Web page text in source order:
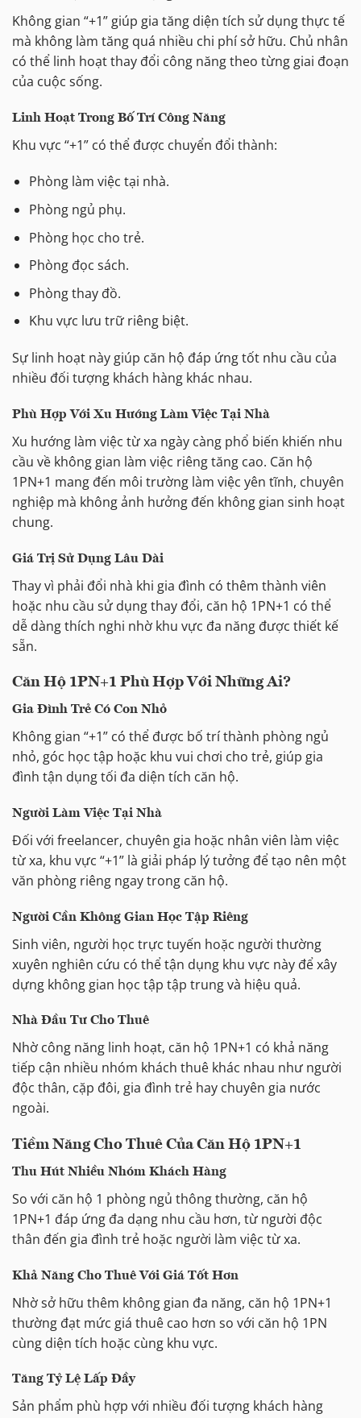
Không gian “+1” giúp gia tăng diện tích sử dụng thực tế
mà không làm tăng quá nhiều chi phí sở hữu. Chủ nhân
có thể linh hoạt thay đổi công năng theo từng giai đoạn
của cuộc sống.
Linh Hoạt Trong Bố Trí Công Năng
Khu vực “+1” có thể được chuyển đổi thành:
Phòng làm việc tại nhà.
Phòng ngủ phụ.
Phòng học cho trẻ.
Phòng đọc sách.
Phòng thay đồ.
Khu vực lưu trữ riêng biệt.
Sự linh hoạt này giúp căn hộ đáp ứng tốt nhu cầu của
nhiều đối tượng khách hàng khác nhau.
Phù Hợp Với Xu Hướng Làm Việc Tại Nhà
Xu hướng làm việc từ xa ngày càng phổ biến khiến nhu
cầu về không gian làm việc riêng tăng cao. Căn hộ
1PN+1 mang đến môi trường làm việc yên tĩnh, chuyên
nghiệp mà không ảnh hưởng đến không gian sinh hoạt
chung.
Giá Trị Sử Dụng Lâu Dài
Thay vì phải đổi nhà khi gia đình có thêm thành viên
hoặc nhu cầu sử dụng thay đổi, căn hộ 1PN+1 có thể
dễ dàng thích nghi nhờ khu vực đa năng được thiết kế
sẵn.
Căn Hộ 1PN+1 Phù Hợp Với Những Ai?
Gia Đình Trẻ Có Con Nhỏ
Không gian “+1” có thể được bố trí thành phòng ngủ
nhỏ, góc học tập hoặc khu vui chơi cho trẻ, giúp gia
đình tận dụng tối đa diện tích căn hộ.
Người Làm Việc Tại Nhà
Đối với freelancer, chuyên gia hoặc nhân viên làm việc
từ xa, khu vực “+1” là giải pháp lý tưởng để tạo nên một
văn phòng riêng ngay trong căn hộ.
Người Cần Không Gian Học Tập Riêng
Sinh viên, người học trực tuyến hoặc người thường
xuyên nghiên cứu có thể tận dụng khu vực này để xây
dựng không gian học tập tập trung và hiệu quả.
Nhà Đầu Tư Cho Thuê
Nhờ công năng linh hoạt, căn hộ 1PN+1 có khả năng
tiếp cận nhiều nhóm khách thuê khác nhau như người
độc thân, cặp đôi, gia đình trẻ hay chuyên gia nước
ngoài.
Tiềm Năng Cho Thuê Của Căn Hộ 1PN+1
Thu Hút Nhiều Nhóm Khách Hàng
So với căn hộ 1 phòng ngủ thông thường, căn hộ
1PN+1 đáp ứng đa dạng nhu cầu hơn, từ người độc
thân đến gia đình trẻ hoặc người làm việc từ xa.
Khả Năng Cho Thuê Với Giá Tốt Hơn
Nhờ sở hữu thêm không gian đa năng, căn hộ 1PN+1
thường đạt mức giá thuê cao hơn so với căn hộ 1PN
cùng diện tích hoặc cùng khu vực.
Tăng Tỷ Lệ Lấp Đầy
Sản phẩm phù hợp với nhiều đối tượng khách hàng